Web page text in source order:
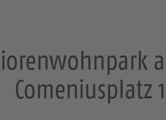
Comeniusplatz 1